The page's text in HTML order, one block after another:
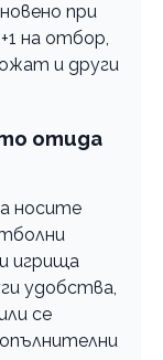
при
на отбор,
и други
отида
носите
игрища
удобства,
се